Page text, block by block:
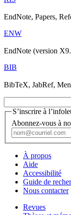
EndNote, Papers,
ENW
EndNote (version
BIB
BibTeX, JabRef,
S’inscrire à
Abonnez-vous à
À propos
Aide
Accessibilité
Guide de
Nous contacter
Revues